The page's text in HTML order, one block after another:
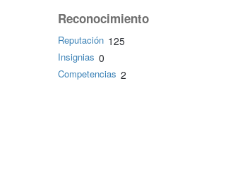
Reconocimiento
Reputación 125
Insignias 0
Competencias 2